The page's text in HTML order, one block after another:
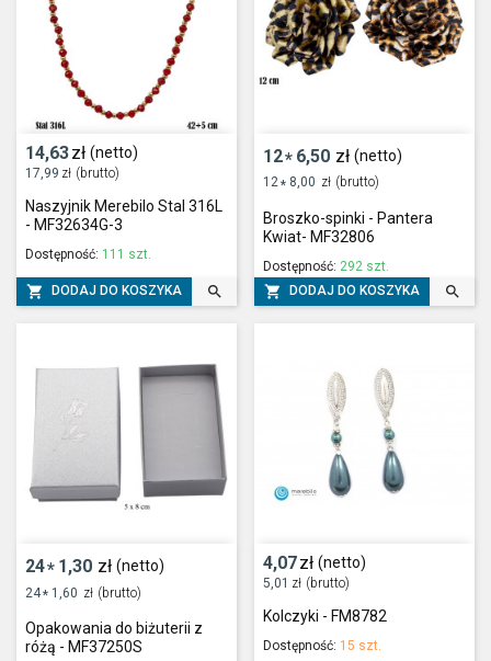
14,63zł (netto)
17,99 zł (brutto)
Naszyjnik Merebilo Stal 316L
- MF32634G-3
Dostępność: 111 szt.
 DODAJ DO KOSZYKA 
12* 6,50 zł (netto)
12* 8,00 zł (brutto)
Broszko-spinki - Pantera
Kwiat- MF32806
Dostępność: 292 szt.
 DODAJ DO KOSZYKA 
24* 1,30 zł (netto)
24* 1,60 zł (brutto)
Opakowania do biżuterii z
różą - MF37250S
4,07zł (netto)
5,01 zł (brutto)
Kolczyki - FM8782
Dostępność: 15 szt.